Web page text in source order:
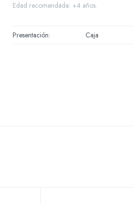
Edad recomendada: +4 años.
Presentación Caja